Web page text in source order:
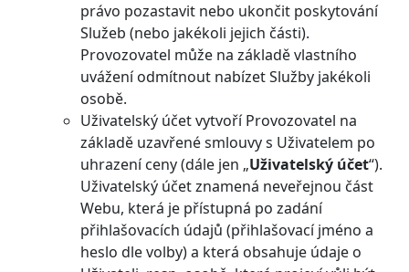
právo pozastavit nebo ukončit poskytování
Služeb (nebo jakékoli jejich části).
Provozovatel může na základě vlastního
uvážení odmítnout nabízet Služby jakékoli
osobě.
Uživatelský účet vytvoří Provozovatel na
základě uzavřené smlouvy s Uživatelem po
uhrazení ceny (dále jen „Uživatelský účet“).
Uživatelský účet znamená neveřejnou část
Webu, která je přístupná po zadání
přihlašovacích údajů (přihlašovací jméno a
heslo dle volby) a která obsahuje údaje o